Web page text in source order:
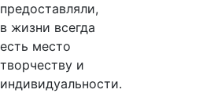
предоставляли,
в жизни всегда
есть место
творчеству и
индивидуальности.